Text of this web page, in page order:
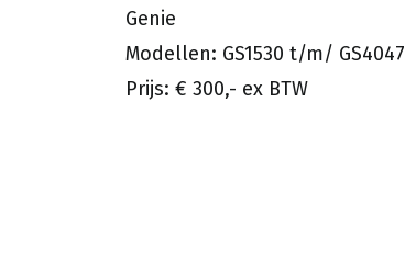
Genie
Modellen: GS1530 t/m/ GS4047
Prijs: € 300,- ex BTW